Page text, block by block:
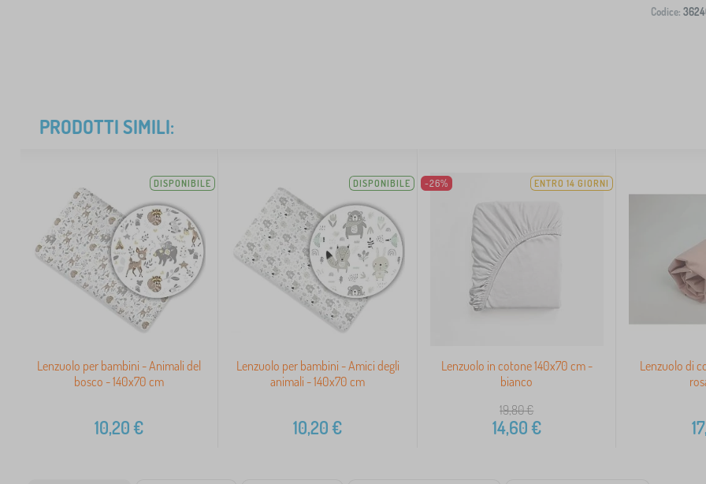
Codice:
PRODOTTI SIMILI:
DISPONIBILE
Lenzuolo per bambini - Animali del
bosco - 140x70 cm
10,20€
DISPONIBILE
Lenzuolo per bambini - Amici degli
animali - 140x70 cm
10,20€
-26% ENTRO 14 GIORNI
Lenzuolo in cotone 140x70 cm -
bianco
19,80€
14,60€
Lenzuolo di